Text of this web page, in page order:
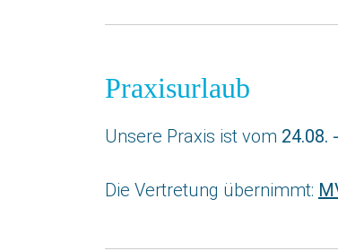
Praxisurlaub
Unsere Praxis ist vom 24.08.
Die Vertretung übernimmt: